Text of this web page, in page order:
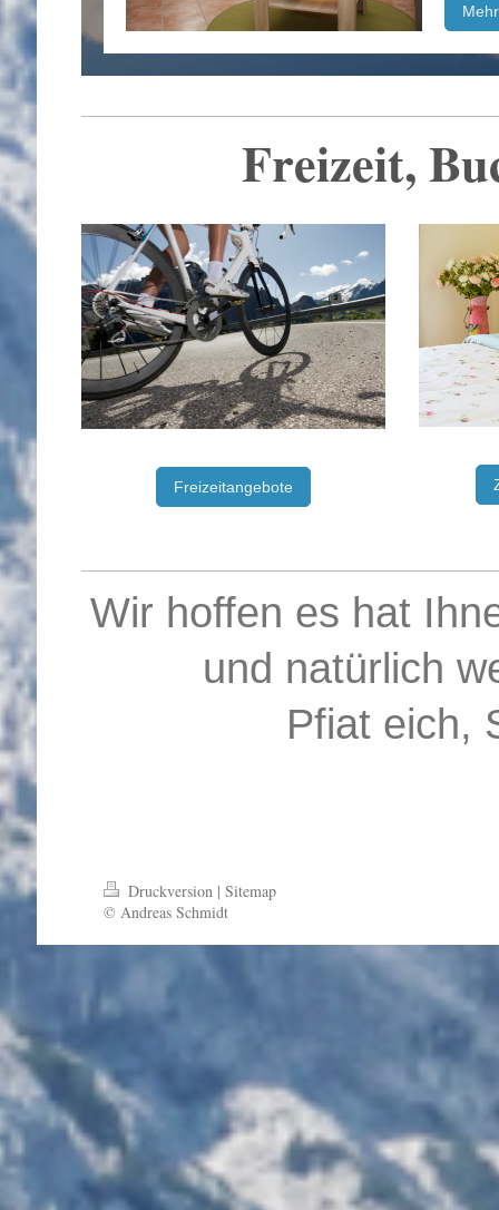
Freizeit,
Freizeitangebote
Wir hoffen es hat
und natürlich
Pfiat eich,
Druckversion | Sitemap
© Andreas Schmidt